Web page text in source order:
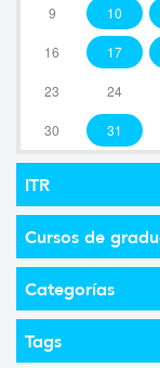
9 10
16 17
23 24
30 31
ITR
Cursos de
Categorías
Tags